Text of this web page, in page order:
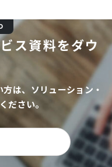
ス資料をダウ
は、ソリューション・
ださい。